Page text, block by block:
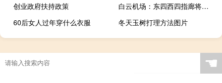
创业政府扶持政策
白云机场：东四西四指廊将于今年底完工
60后女人过年穿什么衣服
冬天玉树打理方法图片
☚